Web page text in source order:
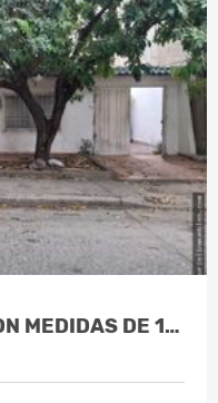
SE VENDE CASA LOTE CON MEDIDAS DE 14X4…